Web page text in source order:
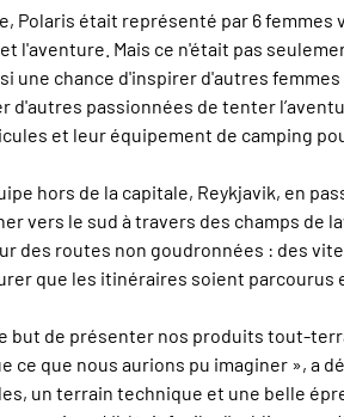
Polaris était représenté par 6 femmes
l'aventure. Mais ce n'était pas
une chance d'inspirer d'autres
d'autres passionnées de tenter
et leur équipement de camping
hors de la capitale, Reykjavik, en
vers le sud à travers des champs de
des routes non goudronnées : des
que les itinéraires soient parcourus
but de présenter nos produits tout-
ce que nous aurions pu imaginer », a
un terrain technique et une belle